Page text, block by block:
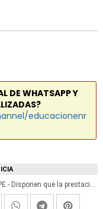
DE WHATSAPP Y
educacionenr
RES. N° 66-2020-ATU/PE.- Disponen que la prestación del Servicio Público de Transporte Regular de Personas de la provincia de Lima y la Provincia Constitucional del Callao, se realice con el 100% de la flota, para lo cual las empresas prestadoras del servicio deben cumplir con lo establecido en los lineamientos, protocolos y normas sanitarias aprobados por el Ministerio de Salud y el Ministerio de Transportes y Comunicaciones